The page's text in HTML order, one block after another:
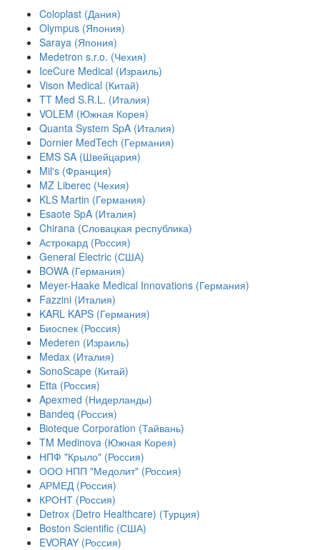
Coloplast (Дания)
Olympus (Япония)
Saraya (Япония)
Medetron s.r.o. (Чехия)
IceCure Medical (Израиль)
Vison Medical (Китай)
TT Med S.R.L. (Италия)
VOLEM (Южная Корея)
Quanta System SpA (Италия)
Dornier MedTech (Германия)
EMS SA (Швейцария)
Mil's (Франция)
MZ Liberec (Чехия)
KLS Martin (Германия)
Esaote SpA (Италия)
Chirana (Словацкая республика)
Астрокард (Россия)
General Electric (США)
BOWA (Германия)
Meyer-Haake Medical Innovations (Германия)
Fazzini (Италия)
KARL KAPS (Германия)
Биоспек (Россия)
Mederen (Израиль)
Medax (Италия)
SonoScape (Китай)
Etta (Россия)
Apexmed (Нидерланды)
Bandeq (Россия)
Bioteque Corporation (Тайвань)
TM Medinova (Южная Корея)
НПФ "Крыло" (Россия)
ООО НПП "Медолит" (Россия)
АРМЕД (Россия)
КРОНТ (Россия)
Detrox (Detro Healthcare) (Турция)
Boston Scientific (США)
EVORAY (Россия)